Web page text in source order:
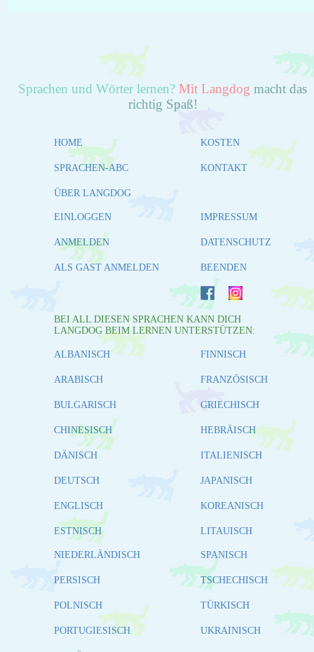
Sprachen und Wörter lernen? Mit Langdog macht das
richtig Spaß!
HOME
SPRACHEN-ABC
ÜBER LANGDOG
KOSTEN
KONTAKT
EINLOGGEN
ANMELDEN
ALS GAST ANMELDEN
IMPRESSUM
DATENSCHUTZ
BEENDEN
BEI ALL DIESEN SPRACHEN KANN DICH
LANGDOG BEIM LERNEN UNTERSTÜTZEN:
ALBANISCH
ARABISCH
BULGARISCH
CHINESISCH
DÄNISCH
DEUTSCH
ENGLISCH
ESTNISCH
FINNISCH
FRANZÖSISCH
GRIECHISCH
HEBRÄISCH
ITALIENISCH
JAPANISCH
KOREANISCH
LITAUISCH
NIEDERLÄNDISCH
PERSISCH
POLNISCH
PORTUGIESISCH
SPANISCH
TSCHECHISCH
TÜRKISCH
UKRAINISCH